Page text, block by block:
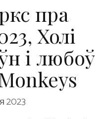
пра
Холі
і любоў
2023